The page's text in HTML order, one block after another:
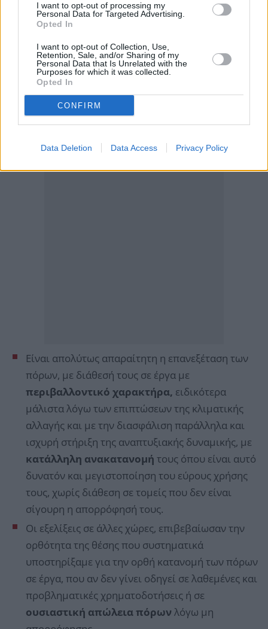
I want to opt-out of processing my
Personal Data for Targeted Advertising.
Opted In
I want to opt-out of Collection, Use,
Retention, Sale, and/or Sharing of my
Personal Data that Is Unrelated with the
Purposes for which it was collected.
Opted In
CONFIRM
Data Deletion Data Access Privacy Policy
Είναι απολύτως απαραίτητη η επανεξέταση των
πόρων, με διάθεσή τους σε έργα με
περιβαλλοντικό χαρακτήρα, ειδικότερα
μάλιστα λόγω των επιπτώσεων της κλιματικής
αλλαγής και με την διασφάλιση παράλληλα και
ισχυρή στήριξη της αναπτυξιακής δυναμικής, με
κατάλληλη ανακατανομή τους όπου είναι αυτό
δυνατόν και μεγιστοποίηση του εύρους χρήσης
τους, χωρίς διάθεση σε τομείς που δεν είναι
σίγουρη η απορρόφησή τους.
Οι εξελίξεις σε άλλες χώρες, επιβεβαίωσαν την
ορθότητα της θέσης που συστηματικά
υποστηρίξαμε για την ορθή κατανομή των πόρων
σε έργα, που αν δεν γίνει οδηγεί σε λαθεμένες και
προβληματικές χρηματοδοτήσεις ή σε
ουσιαστική απώλεια πόρων λόγω μη